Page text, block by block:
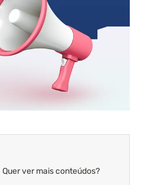
Quer ver mais conteúdos?